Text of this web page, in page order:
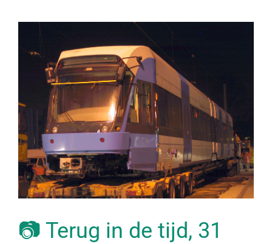
📷 Terug in de tijd, 31